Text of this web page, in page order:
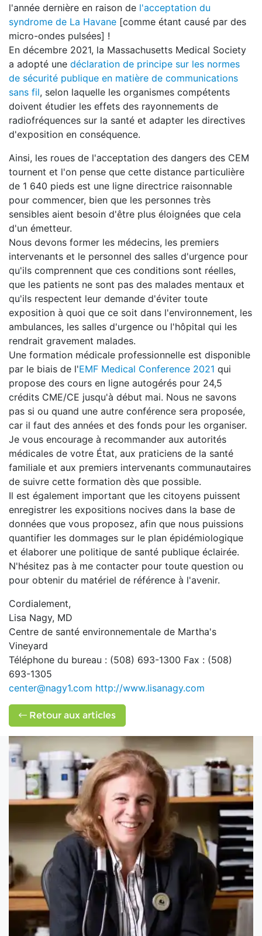
l'année dernière en raison de l'acceptation du
syndrome de La Havane [comme étant causé par des
micro-ondes pulsées] !
En décembre 2021, la Massachusetts Medical Society
a adopté une déclaration de principe sur les normes
de sécurité publique en matière de communications
sans fil, selon laquelle les organismes compétents
doivent étudier les effets des rayonnements de
radiofréquences sur la santé et adapter les directives
d'exposition en conséquence.
Ainsi, les roues de l'acceptation des dangers des CEM
tournent et l'on pense que cette distance particulière
de 1 640 pieds est une ligne directrice raisonnable
pour commencer, bien que les personnes très
sensibles aient besoin d'être plus éloignées que cela
d'un émetteur.
Nous devons former les médecins, les premiers
intervenants et le personnel des salles d'urgence pour
qu'ils comprennent que ces conditions sont réelles,
que les patients ne sont pas des malades mentaux et
qu'ils respectent leur demande d'éviter toute
exposition à quoi que ce soit dans l'environnement, les
ambulances, les salles d'urgence ou l'hôpital qui les
rendrait gravement malades.
Une formation médicale professionnelle est disponible
par le biais de l'EMF Medical Conference 2021 qui
propose des cours en ligne autogérés pour 24,5
crédits CME/CE jusqu'à début mai. Nous ne savons
pas si ou quand une autre conférence sera proposée,
car il faut des années et des fonds pour les organiser.
Je vous encourage à recommander aux autorités
médicales de votre État, aux praticiens de la santé
familiale et aux premiers intervenants communautaires
de suivre cette formation dès que possible.
Il est également important que les citoyens puissent
enregistrer les expositions nocives dans la base de
données que vous proposez, afin que nous puissions
quantifier les dommages sur le plan épidémiologique
et élaborer une politique de santé publique éclairée.
N'hésitez pas à me contacter pour toute question ou
pour obtenir du matériel de référence à l'avenir.
Cordialement,
Lisa Nagy, MD
Centre de santé environnementale de Martha's
Vineyard
Téléphone du bureau : (508) 693-1300 Fax : (508)
693-1305
center@nagy1.com http://www.lisanagy.com
Retour aux articles